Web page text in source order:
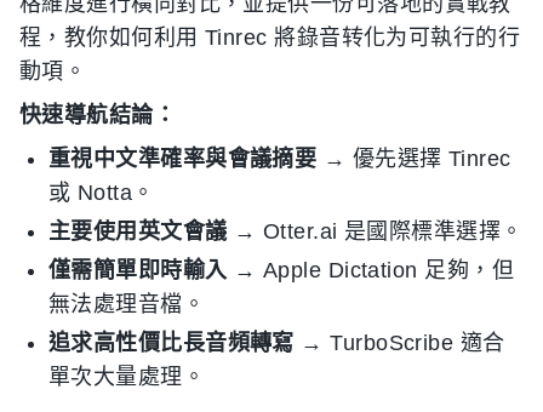
程，教你如何利用 Tinrec 將錄音转化为可執行的行
動項。
快速導航結論：
重視中文準確率與會議摘要 → 優先選擇 Tinrec
或 Notta。
主要使用英文會議 → Otter.ai 是國際標準選擇。
僅需簡單即時輸入 → Apple Dictation 足夠，但
無法處理音檔。
追求高性價比長音頻轉寫 → TurboScribe 適合
單次大量處理。